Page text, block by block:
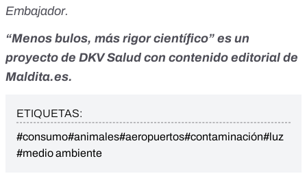
Embajador.
“Menos bulos, más rigor científico” es un
proyecto de DKV Saludcon contenido editorial de
Maldita.es.
ETIQUETAS:
#consumo#animales#aeropuertos#contaminación#luz
#medio ambiente